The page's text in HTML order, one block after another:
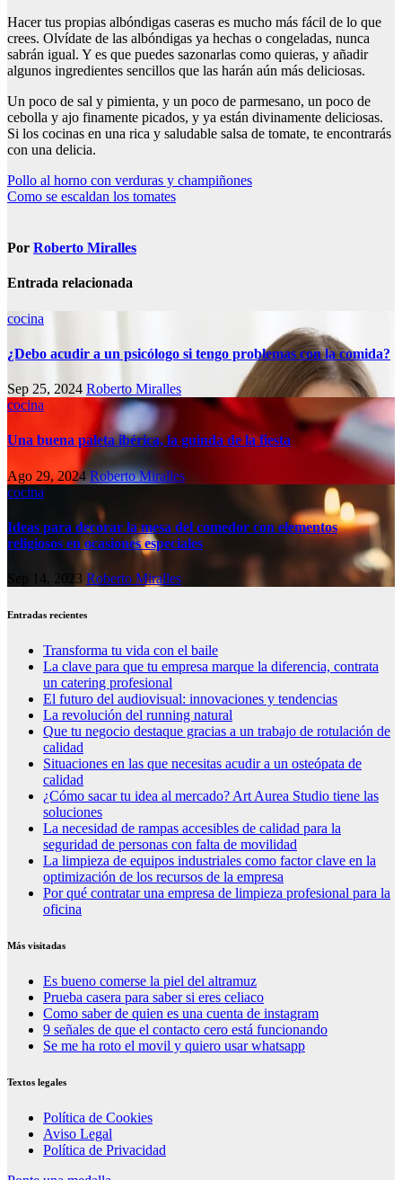
Hacer tus propias albóndigas caseras es mucho más fácil de lo que
crees. Olvídate de las albóndigas ya hechas o congeladas, nunca
sabrán igual. Y es que puedes sazonarlas como quieras, y añadir
algunos ingredientes sencillos que las harán aún más deliciosas.
Un poco de sal y pimienta, y un poco de parmesano, un poco de
cebolla y ajo finamente picados, y ya están divinamente deliciosas.
Si los cocinas en una rica y saludable salsa de tomate, te encontrarás
con una delicia.
Navegación
de
Pollo al horno con verduras y champiñones
Como se escaldan los tomates
Por Roberto Miralles
Entrada relacionada
cocina
¿Debo acudir a un psicólogo si tengo problemas con la comida?
Sep 25, 2024 Roberto Miralles
cocina
Una buena paleta ibérica, la guinda de la fiesta
Ago 29, 2024Roberto Miralles
cocina
Ideas para decorar la mesa del comedor con elementos
religiosos en ocasiones especiales
Sep 14, 2023 Roberto Miralles
Entradas recientes
Transforma tu vida con el baile
La clave para que tu empresa marque la diferencia, contrata
un catering profesional
El futuro del audiovisual: innovaciones y tendencias
La revolución del running natural
Que tu negocio destaque gracias a un trabajo de rotulación de
calidad
Situaciones en las que necesitas acudir a un osteópata de
calidad
¿Cómo sacar tu idea al mercado? Art Aurea Studio tiene las
soluciones
La necesidad de rampas accesibles de calidad para la
seguridad de personas con falta de movilidad
La limpieza de equipos industriales como factor clave en la
optimización de los recursos de la empresa
Por qué contratar una empresa de limpieza profesional para la
oficina
Más visitadas
Es bueno comerse la piel del altramuz
Prueba casera para saber si eres celiaco
Como saber de quien es una cuenta de instagram
9 señales de que el contacto cero está funcionando
Se me ha roto el movil y quiero usar whatsapp
Textos legales
Política de Cookies
Aviso Legal
Política de Privacidad